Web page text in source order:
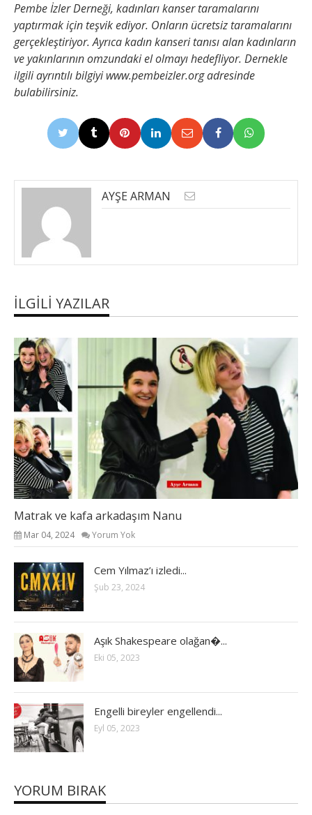
Pembe İzler Derneği, kadınları kanser taramalarını
yaptırmak için teşvik ediyor. Onların ücretsiz taramalarını
gerçekleştiriyor. Ayrıca kadın kanseri tanısı alan kadınların
ve yakınlarının omzundaki el olmayı hedefliyor. Dernekle
ilgili ayrıntılı bilgiyi www.pembeizler.org adresinde
bulabilirsiniz.
AYŞE ARMAN
İLGILI YAZILAR
Matrak ve kafa arkadaşım Nanu
Mar 04, 2024 Yorum Yok
Cem Yılmaz’ı izledi...
Şub 23, 2024
Aşık Shakespeare olağan�...
Eki 05, 2023
Engelli bireyler engellendi...
Eyl 05, 2023
YORUM BIRAK